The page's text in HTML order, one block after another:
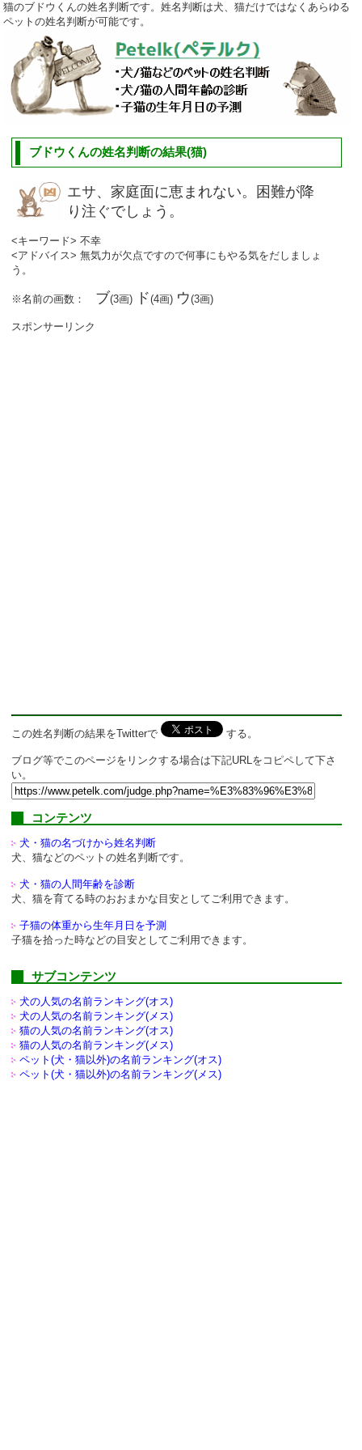
猫のブドウくんの姓名判断です。姓名判断は犬、猫だけではなくあらゆる
ペットの姓名判断が可能です。
ブドウくんの姓名判断の結果(猫)
エサ、家庭面に恵まれない。困難が降
り注ぐでしょう。
<キーワード> 不幸
<アドバイス> 無気力が欠点ですので何事にもやる気をだしましょ
う。
※名前の画数： ブ(3画) ド(4画) ウ(3画)
スポンサーリンク
この姓名判断の結果をTwitterで する。
ブログ等でこのページをリンクする場合は下記URLをコピペして下さ
い。
コンテンツ
犬・猫の名づけから姓名判断
犬、猫などのペットの姓名判断です。
犬・猫の人間年齢を診断
犬、猫を育てる時のおおまかな目安としてご利用できます。
子猫の体重から生年月日を予測
子猫を拾った時などの目安としてご利用できます。
サブコンテンツ
犬の人気の名前ランキング(オス)
犬の人気の名前ランキング(メス)
猫の人気の名前ランキング(オス)
猫の人気の名前ランキング(メス)
ペット(犬・猫以外)の名前ランキング(オス)
ペット(犬・猫以外)の名前ランキング(メス)